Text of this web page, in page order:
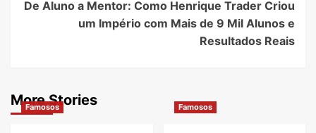
De Aluno a Mentor: Como Henrique Trader Criou
um Império com Mais de 9 Mil Alunos e
Resultados Reais
More Stories
Famosos Famosos